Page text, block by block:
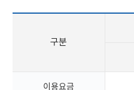
구분
이용요금